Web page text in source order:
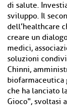
di salute.
sviluppo. Il
dell’healthcare
creare un
medici,
soluzioni
Chinni,
biofarmaceutica
che ha lanciato
Gioco", svoltasi